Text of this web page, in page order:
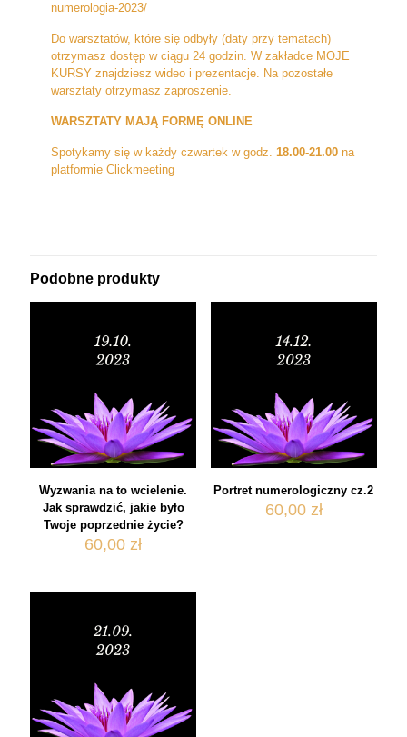
numerologia-2023/
Do warsztatów, które się odbyły (daty przy tematach)
otrzymasz dostęp w ciągu 24 godzin. W zakładce MOJE
KURSY znajdziesz wideo i prezentacje. Na pozostałe
warsztaty otrzymasz zaproszenie.
WARSZTATY MAJĄ FORMĘ ONLINE
Spotykamy się w każdy czwartek w godz.18.00-21.00 na
platformie Clickmeeting
Podobne produkty
Wyzwania na to wcielenie.
Jak sprawdzić, jakie było
Twoje poprzednie życie?
60,00zł
Portret numerologiczny cz.2
60,00 zł